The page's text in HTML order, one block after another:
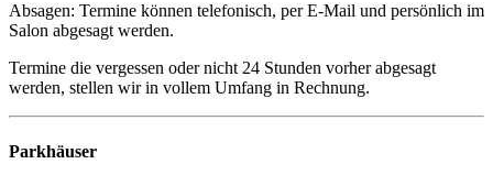
Absagen: Termine können telefonisch, per E-Mail und persönlich im
Salon abgesagt werden.
Termine die vergessen oder nicht 24 Stunden vorher abgesagt
werden, stellen wir in vollem Umfang in Rechnung.
Parkhäuser